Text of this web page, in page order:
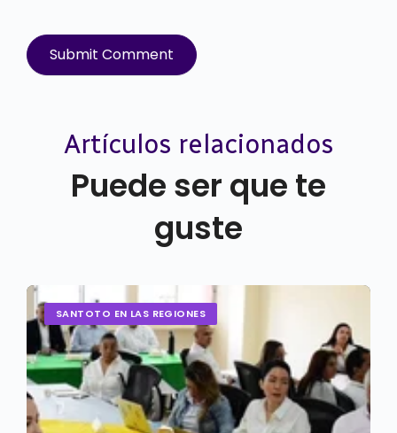
Artículos relacionados
Puede ser que te
guste
SANTOTO EN LAS REGIONES